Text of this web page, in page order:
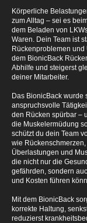
Körperliche
zum Alltag – sei es
dem Beladen von
Waren. Dein Team ist
Rückenproblemen
dem BionicBack
Abhilfe und steigerst
deiner Mitarbeiter.
Das BionicBack wurde
anspruchsvolle
den Rücken spürbar –
die Muskelermüdung
schützt du dein Team
wie
Überlastungen und
die nicht nur die
gefährden, sondern
und Kosten führen
Mit dem BionicBack
korrekte Haltung,
reduzierst